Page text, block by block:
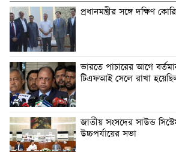
প্রধানমন্ত্রীর সঙ্গে দক্ষিণ
ভারতে পাচারের আগে বর্তমান
টিএফআই সেলে রাখা
জাতীয় সংসদের সাউন্ড
উচ্চপর্যায়ের সভা